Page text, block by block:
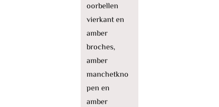
oorbellen
vierkant en
amber
broches,
amber
manchetkno
pen en
amber